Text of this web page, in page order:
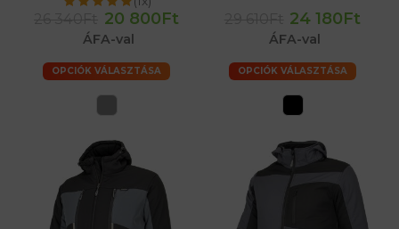
20 800Ft
ÁFA-val
OPCIÓK VÁLASZTÁSA
24 180Ft
ÁFA-val
OPCIÓK VÁLASZTÁSA